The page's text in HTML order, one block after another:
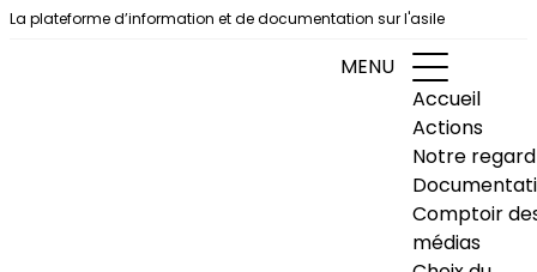
Aller au contenu
La plateforme d’information et de documentation sur l'asile
MENU
Accueil
Actions
Notre regard
Comptoir
médias